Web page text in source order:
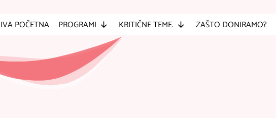
POČETNA PROGRAMI KRITIČNE TEME. ZAŠTO DONIRAMO?